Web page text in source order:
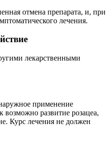
отмена препарата, и, при
лечения.
лекарственными
применение
возможно развитие розацеа,
Курс лечения не должен